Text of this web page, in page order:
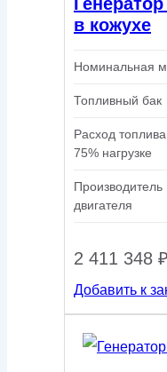
в кожухе
Номинальная
Топливный бак
Расход
75% нагрузке
Производитель
двигателя
2 411 348 ₽
Добавить к